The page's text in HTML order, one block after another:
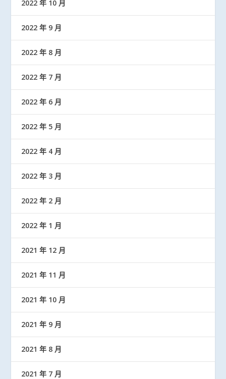
2022 年 10 月
2022 年 9 月
2022 年 8 月
2022 年 7 月
2022 年 6 月
2022 年 5 月
2022 年 4 月
2022 年 3 月
2022 年 2 月
2022 年 1 月
2021 年 12 月
2021 年 11 月
2021 年 10 月
2021 年 9 月
2021 年 8 月
2021 年 7 月